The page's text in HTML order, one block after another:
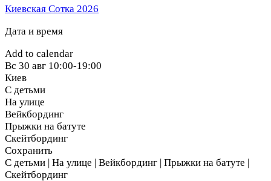
Киевская Сотка 2026
Дата и время
Add to calendar
Вс 30 авг 10:00-19:00
Киев
С детьми
На улице
Вейкбординг
Прыжки на батуте
Скейтбординг
Сохранить
С детьми | На улице | Вейкбординг | Прыжки на батуте |
Скейтбординг